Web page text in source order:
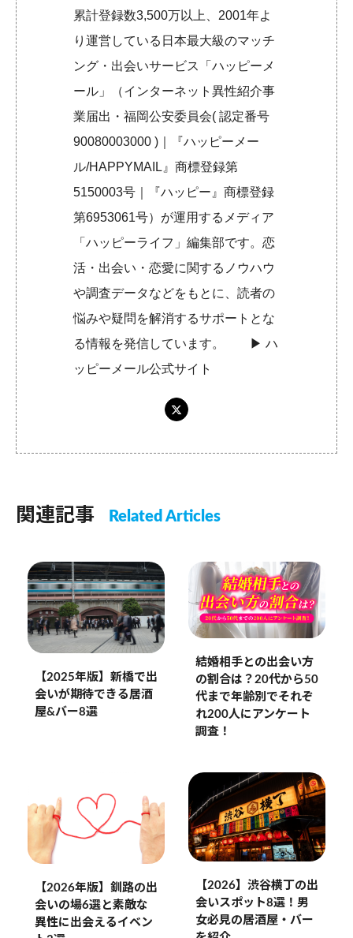
累計登録数3,500万以上、2001年よ
り運営している日本最大級のマッチ
ング・出会いサービス「ハッピーメ
ール」（インターネット異性紹介事
業届出・福岡公安委員会( 認定番号
90080003000 )｜『ハッピーメー
ル/HAPPYMAIL』商標登録第
5150003号｜『ハッピー』商標登録
第6953061号）が運用するメディア
「ハッピーライフ」編集部です。恋
活・出会い・恋愛に関するノウハウ
や調査データなどをもとに、読者の
悩みや疑問を解消するサポートとな
る情報を発信しています。 ▶︎ハ
ッピーメール公式サイト
関連記事 Related Articles
【2025年版】新橋で出
会いが期待できる居酒
屋&バー8選
結婚相手との出会い方
の割合は？20代から50
代まで年齢別でそれぞ
れ200人にアンケート
調査！
【2026年版】釧路の出
会いの場6選と素敵な
異性に出会えるイベン
【2026】渋谷横丁の出
会いスポット8選！男
女必見の居酒屋・バー